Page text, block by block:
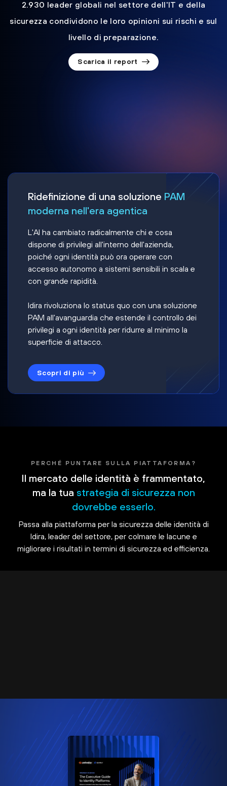
2.930 leader globali nel settore dell'IT e della
sicurezza condividono le loro opinioni sui rischi e sul
livello di preparazione.
Scarica il report
Ridefinizione di una soluzione PAM
moderna nell'era agentica
L'AI ha cambiato radicalmente chi e cosa
dispone di privilegi all'interno dell'azienda,
poiché ogni identità può ora operare con
accesso autonomo a sistemi sensibili in scala e
con grande rapidità.
Idira rivoluziona lo status quo con una soluzione
PAM all'avanguardia che estende il controllo dei
privilegi a ogni identità per ridurre al minimo la
superficie di attacco.
Scopri di più
PERCHÉ PUNTARE SULLA PIATTAFORMA?
Il mercato delle identità è frammentato,
ma la tua strategia di sicurezza non
dovrebbe esserlo.
Passa alla piattaforma per la sicurezza delle identità di
Idira, leader del settore, per colmare le lacune e
migliorare i risultati in termini di sicurezza ed efficienza.